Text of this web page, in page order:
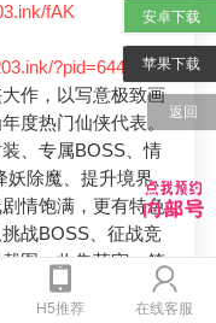
H5推荐 在线客服
安卓下载
苹果下载
返回
fAK
?pid=644
作，以写意极致画
度热门仙侠代表。
、专属BOSS、情
妖除魔、提升境界、
情饱满，更有特色
战BOSS、征战竞
图、收集萌宠、答
佛系养成，每位玩
东方仙途。